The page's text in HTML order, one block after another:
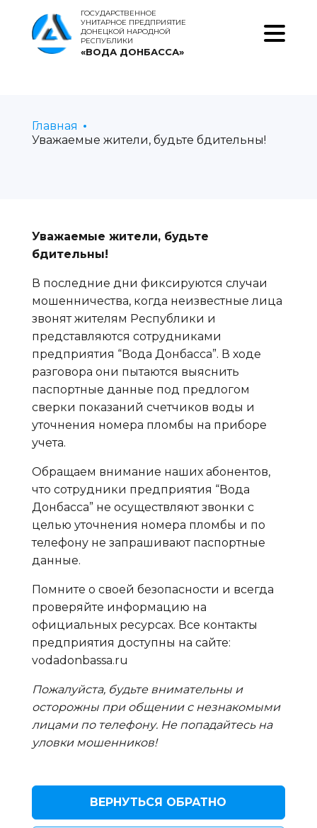
ГОСУДАРСТВЕННОЕ
УНИТАРНОЕ ПРЕДПРИЯТИЕ
ДОНЕЦКОЙ НАРОДНОЙ
РЕСПУБЛИКИ
«ВОДА ДОНБАССА»
Главная
Уважаемые жители, будьте бдительны!
Уважаемые жители, будьте
бдительны!
В последние дни фиксируются случаи
мошенничества, когда неизвестные лица
звонят жителям Республики и
представляются сотрудниками
предприятия “Вода Донбасса”. В ходе
разговора они пытаются выяснить
паспортные данные под предлогом
сверки показаний счетчиков воды и
уточнения номера пломбы на приборе
учета.
Обращаем внимание наших абонентов,
что сотрудники предприятия “Вода
Донбасса” не осуществляют звонки с
целью уточнения номера пломбы и по
телефону не запрашивают паспортные
данные.
Помните о своей безопасности и всегда
проверяйте информацию на
официальных ресурсах. Все контакты
предприятия доступны на сайте:
vodadonbassa.ru
Пожалуйста, будьте внимательны и
осторожны при общении с незнакомыми
лицами по телефону. Не попадайтесь на
уловки мошенников!
ВЕРНУТЬСЯ ОБРАТНО